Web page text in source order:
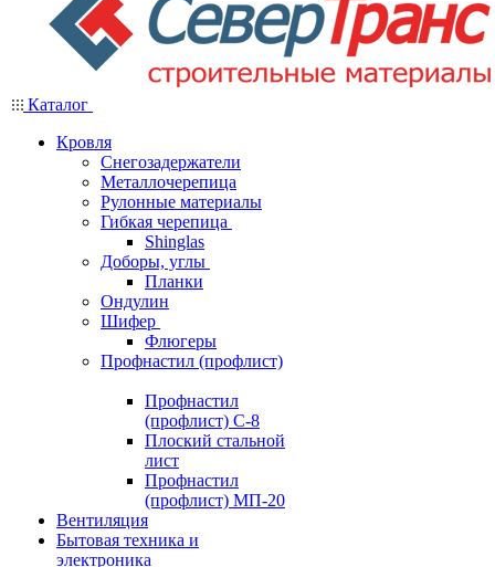
Каталог
Кровля
Снегозадержатели
Металлочерепица
Рулонные материалы
Гибкая черепица
Shinglas
Доборы, углы
Планки
Ондулин
Шифер
Флюгеры
Профнастил (профлист)
Профнастил
(профлист) С-8
Плоский стальной
лист
Профнастил
(профлист) МП-20
Вентиляция
Бытовая техника и
электроника